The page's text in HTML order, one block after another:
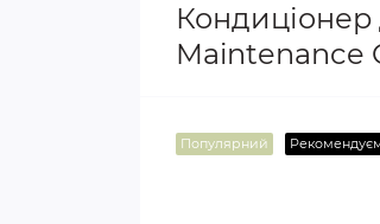
Кондиціонер
Maintenance
Популярний